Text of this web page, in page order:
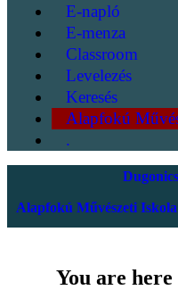
E-napló
E-menza
Classroom
Levelezés
Keresés
Alapfokú
.
Alapfokú Művészeti
You are here